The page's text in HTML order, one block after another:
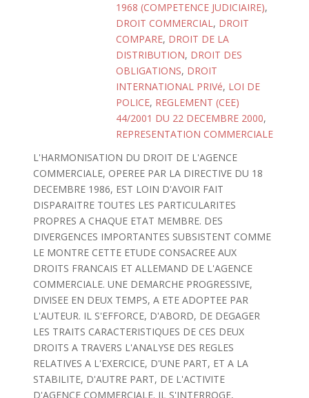
1968 (COMPETENCE JUDICIAIRE),
DROIT COMMERCIAL, DROIT
COMPARE, DROIT DE LA
DISTRIBUTION, DROIT DES
OBLIGATIONS, DROIT
INTERNATIONAL PRIVé, LOI DE
POLICE, REGLEMENT (CEE)
44/2001 DU 22 DECEMBRE 2000,
REPRESENTATION COMMERCIALE
L'HARMONISATION DU DROIT DE L'AGENCE
COMMERCIALE, OPEREE PAR LA DIRECTIVE DU 18
DECEMBRE 1986, EST LOIN D'AVOIR FAIT
DISPARAITRE TOUTES LES PARTICULARITES
PROPRES A CHAQUE ETAT MEMBRE. DES
DIVERGENCES IMPORTANTES SUBSISTENT COMME
LE MONTRE CETTE ETUDE CONSACREE AUX
DROITS FRANCAIS ET ALLEMAND DE L'AGENCE
COMMERCIALE. UNE DEMARCHE PROGRESSIVE,
DIVISEE EN DEUX TEMPS, A ETE ADOPTEE PAR
L'AUTEUR. IL S'EFFORCE, D'ABORD, DE DEGAGER
LES TRAITS CARACTERISTIQUES DE CES DEUX
DROITS A TRAVERS L'ANALYSE DES REGLES
RELATIVES A L'EXERCICE, D'UNE PART, ET A LA
STABILITE, D'AUTRE PART, DE L'ACTIVITE
D'AGENCE COMMERCIALE. IL S'INTERROGE,